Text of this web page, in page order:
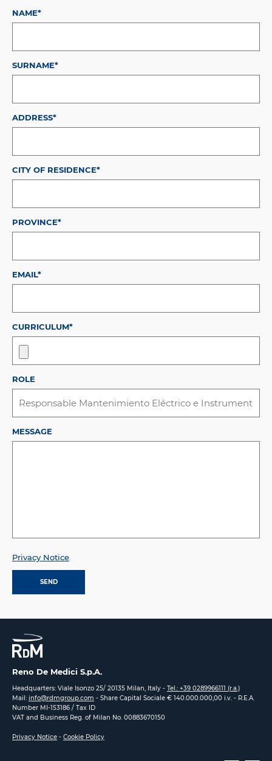
NAME*
SURNAME*
ADDRESS*
CITY OF RESIDENCE*
PROVINCE*
EMAIL*
CURRICULUM*
ROLE
MESSAGE
Privacy Notice
Reno De Medici S.p.A.
Headquarters: Viale Isonzo 25/ 20135 Milan, Italy - Tel.: +39 0289966111 (r.a.)
Mail: info@rdmgroup.com - Share Capital Sociale € 140.000.000,00 i.v. - R.E.A.
Number MI-153186 / Tax ID
VAT and Business Reg. of Milan No. 00883670150
Privacy Notice - Cookie Policy